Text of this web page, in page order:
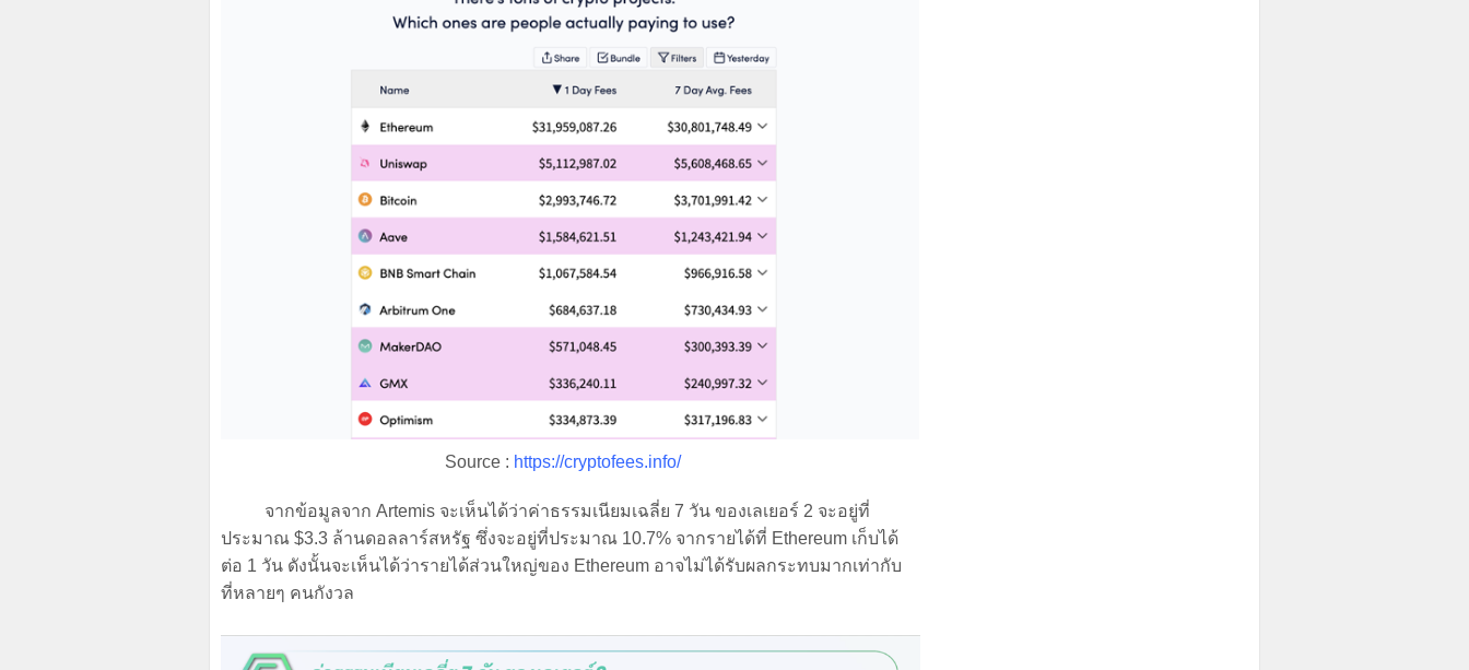
Source : https://cryptofees.info/
จากข้อมูลจาก Artemis จะเห็นได้ว่าค่าธรรมเนียมเฉลี่ย 7 วัน ของเลเยอร์ 2 จะอยู่ที่
ประมาณ $3.3 ล้านดอลลาร์สหรัฐ ซึ่งจะอยู่ที่ประมาณ 10.7% จากรายได้ที่ Ethereum เก็บได้
ต่อ 1 วัน ดังนั้นจะเห็นได้ว่ารายได้ส่วนใหญ่ของ Ethereum อาจไม่ได้รับผลกระทบมากเท่ากับ
ที่หลายๆ คนกังวล